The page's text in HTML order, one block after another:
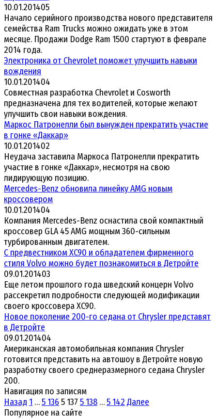
10.01.201405
Начало серийного производства нового представителя
семейства Ram Trucks можно ожидать уже в этом
месяце. Продажи Dodge Ram 1500 стартуют в феврале
2014 года.
Электроника от Chevrolet поможет улучшить навыки
вождения
10.01.201404
Совместная разработка Chevrolet и Cosworth
предназначена для тех водителей, которые желают
улучшить свои навыки вождения.
Маркос Патронелли был вынужден прекратить участие
в гонке «Даккар»
10.01.201402
Неудача заставила Маркоса Патронелли прекратить
участие в гонке «Даккар», несмотря на свою
лидирующую позицию.
Mercedes-Benz обновила линейку AMG новым
кроссовером
10.01.201404
Компания Mercedes-Benz оснастила свой компактный
кроссовер GLA 45 AMG мощным 360-сильным
турбированным двигателем.
C предвестником XC90 и обладателем фирменного
стиля Volvo можно будет познакомиться в Детройте
09.01.201403
Еще летом прошлого года шведский концерн Volvo
рассекретил подробности следующей модификации
своего кроссовера XC90.
Новое поколение 200-го седана от Chrysler представят
в Детройте
09.01.201404
Американская автомобильная компания Chrysler
готовится представить на автошоу в Детройте новую
разработку своего среднеразмерного седана Chrysler
200.
Навигация по записям
Назад 1 …5 136 5 137 5 138 …5 142 Далее
Популярное на сайте